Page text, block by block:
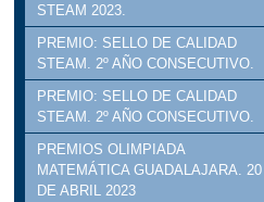
STEAM 2023.
PREMIO: SELLO DE CALIDAD
STEAM. 2º AÑO CONSECUTIVO.
PREMIO: SELLO DE CALIDAD
STEAM. 2º AÑO CONSECUTIVO.
PREMIOS OLIMPIADA
MATEMÁTICA GUADALAJARA. 20
DE ABRIL 2023